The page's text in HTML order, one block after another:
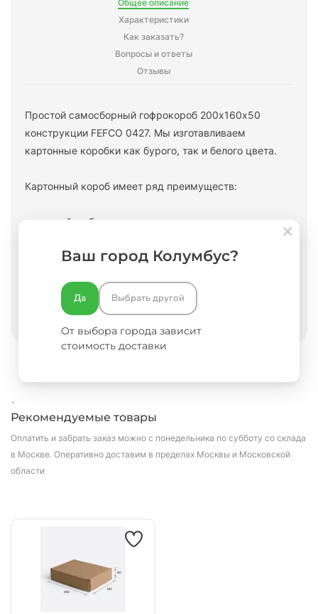
Общее описание
Характеристики
Как заказать?
Вопросы и ответы
Отзывы
Простой самосборный гофрокороб 200х160х50
конструкции FEFCO 0427. Мы изготавливаем
картонные коробки как бурого, так и белого цвета.
Картонный короб имеет ряд преимуществ:
- простой в сборке;
- не требует много пространства для хранения;
- доступная цена.
`
Рекомендуемые товары
Оплатить и забрать заказ можно с понедельника по субботу со склада
в Москве. Оперативно доставим в пределах Москвы и Московской
области
Ваш город Колумбус?
Да Выбрать другой
От выбора города зависит
стоимость доставки